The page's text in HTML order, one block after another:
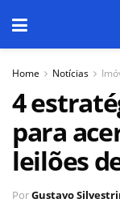
Home Notícias
4
para
leilões
PorGustavo